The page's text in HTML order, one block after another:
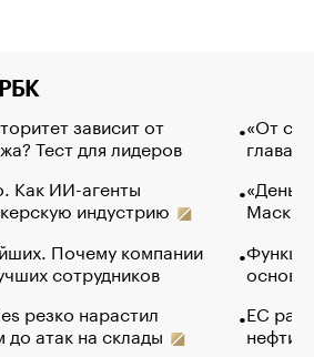
зависит от
Тест для лидеров
Как ИИ-агенты
индустрию
Почему компании
сотрудников
резко нарастил
атак на склады
«От
глава
Маск в
основ
ЕС
нефти